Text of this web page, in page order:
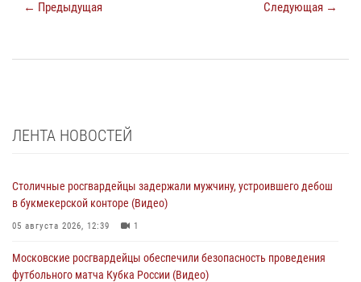
← Предыдущая Следующая →
ЛЕНТА НОВОСТЕЙ
Столичные росгвардейцы задержали мужчину, устроившего дебош
в букмекерской конторе (Видео)
05 августа 2026, 12:39 1
Московские росгвардейцы обеспечили безопасность проведения
футбольного матча Кубка России (Видео)